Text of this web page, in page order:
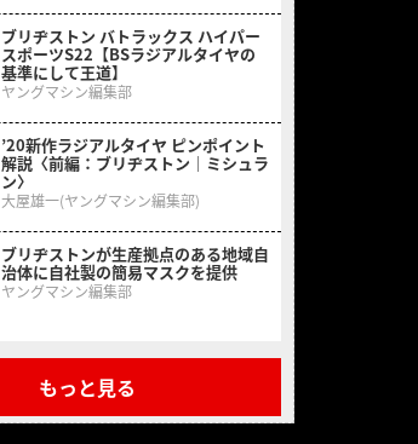
ブリヂストン バトラックス ハイパー
スポーツS22【BSラジアルタイヤの
基準にして王道】
ヤングマシン編集部
’20新作ラジアルタイヤ ピンポイント
解説〈前編：ブリヂストン｜ミシュラ
ン〉
大屋雄一(ヤングマシン編集部)
ブリヂストンが生産拠点のある地域自
治体に自社製の簡易マスクを提供
ヤングマシン編集部
もっと見る